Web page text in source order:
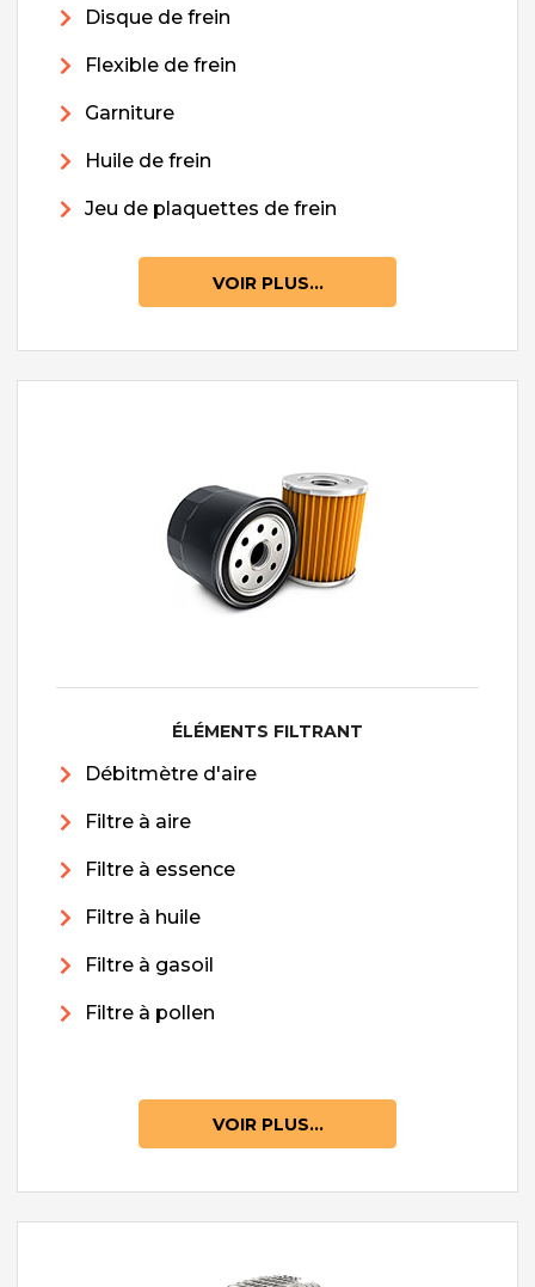
Disque de frein
Flexible de frein
Garniture
Huile de frein
Jeu de plaquettes de frein
VOIR PLUS...
ÉLÉMENTS FILTRANT
Débitmètre d'aire
Filtre à aire
Filtre à essence
Filtre à huile
Filtre à gasoil
Filtre à pollen
VOIR PLUS...